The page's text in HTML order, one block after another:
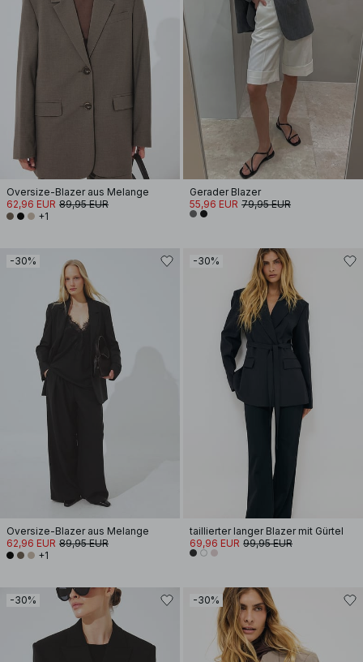
Oversize-Blazer aus Melange
62,96 EUR 89,95 EUR
+1
Gerader Blazer
55,96 EUR 79,95 EUR
-30%
Oversize-Blazer aus Melange
62,96 EUR 89,95 EUR
+1
-30%
taillierter langer Blazer mit Gürtel
69,96 EUR 99,95 EUR
-30% -30%